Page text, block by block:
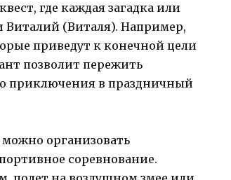
где каждая загадка или
Виталий (Виталя). Например,
приведут к конечной цели
позволит пережить
приключения в праздничный
организовать
соревнование.